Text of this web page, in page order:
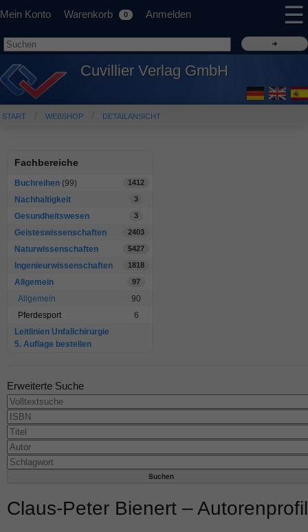
Mein Konto Warenkorb 0 Anmelden ☰
Cuvillier Verlag GmbH
START WEBSHOP DETAILANSICHT
Fachbereiche
Buchreihen (99) 1412
Nachhaltigkeit 3
Gesundheitswesen 3
Geisteswissenschaften 2403
Naturwissenschaften 5427
Ingenieurwissenschaften 1818
Allgemein 97
Allgemein
90
Pferdesport
6
Leitlinien Unfallchirurgie
5. Auflage bestellen
Erweiterte Suche
Claus-Peter Bienert – Autorenprofil